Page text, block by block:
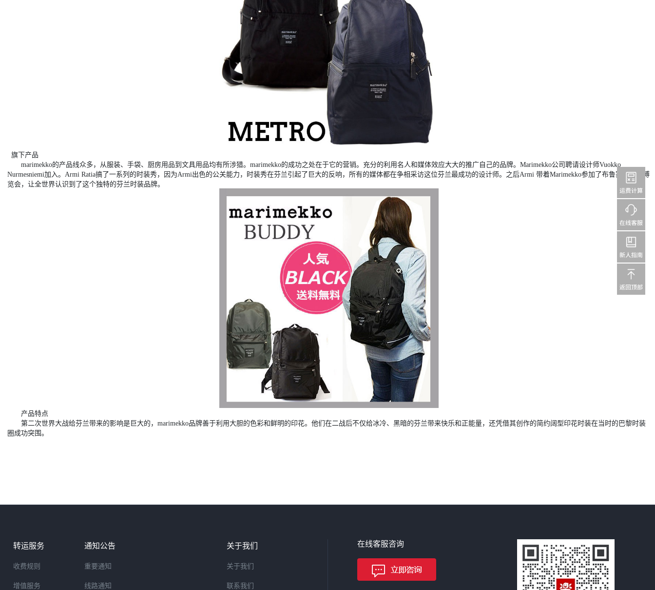
旗下产品
marimekko的产品线众多，从服装、手袋、厨房用品到文具用品均有所涉猎。marimekko的成功之处在于它的营销。充分的利用名人和媒体效应大大的推广自己的品牌。Marimekko公司聘请设计师Vuokko
Nurmesniemi加入。Armi Ratia搞了一系列的时装秀，因为Armi出色的公关能力，时装秀在芬兰引起了巨大的反响，所有的媒体都在争相采访这位芬兰最成功的设计师。之后Armi 带着Marimekko参加了布鲁塞尔世界博
览会，让全世界认识到了这个独特的芬兰时装品牌。
产品特点
第二次世界大战给芬兰带来的影响是巨大的，marimekko品牌善于利用大胆的色彩和鲜明的印花。他们在二战后不仅给冰冷、黑暗的芬兰带来快乐和正能量，还凭借其创作的简约阔型印花时装在当时的巴黎时装
圈成功突围。
转运服务
收费规则
增值服务
通知公告
重要通知
线路通知
关于我们
关于我们
联系我们
在线客服咨询